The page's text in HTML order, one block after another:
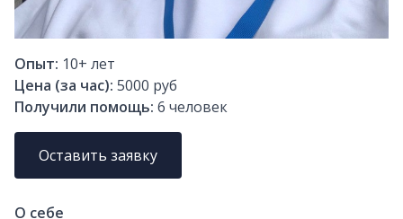
Опыт: 10+ лет
Цена (за час): 5000 руб
Получили помощь: 6 человек
Оставить заявку
О себе